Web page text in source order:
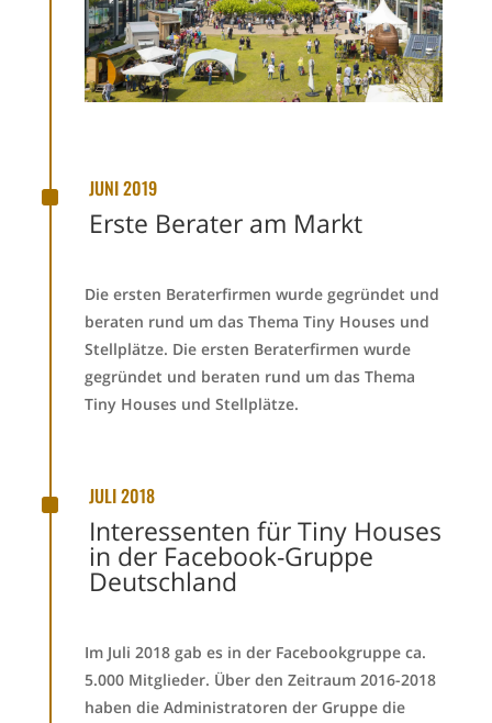
^ JUNI 2019
Erste Berater am Markt
Die ersten Beraterfirmen wurde gegründet und
beraten rund um das Thema Tiny Houses und
Stellplätze. Die ersten Beraterfirmen wurde
gegründet und beraten rund um das Thema
Tiny Houses und Stellplätze.
^ JULI 2018
Interessenten für Tiny Houses
in der Facebook-Gruppe
Deutschland
Im Juli 2018 gab es in der Facebookgruppe ca.
5.000 Mitglieder. Über den Zeitraum 2016-2018
haben die Administratoren der Gruppe die